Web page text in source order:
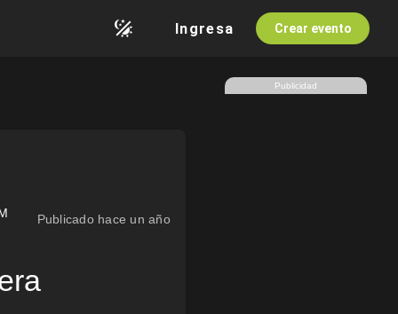
Ingresa Crear evento
Publicado hace un año
Publicidad